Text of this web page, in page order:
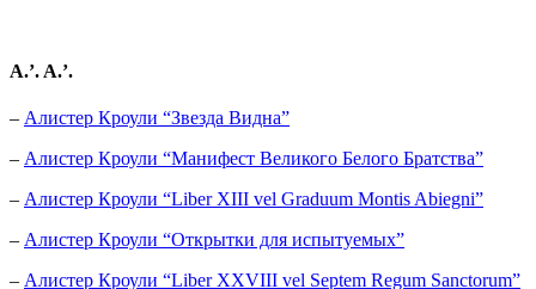
A.’. A.’.
– Алистер Кроули “Звезда Видна”
– Алистер Кроули “Манифест Великого Белого Братства”
– Алистер Кроули “Liber XIII vel Graduum Montis Abiegni”
– Алистер Кроули “Открытки для испытуемых”
– Алистер Кроули “Liber XXVIII vel Septem Regum Sanctorum”